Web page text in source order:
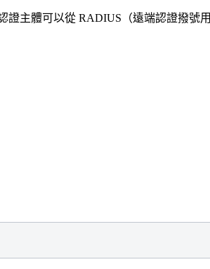
主體可以從 RADIUS（遠端認證撥號